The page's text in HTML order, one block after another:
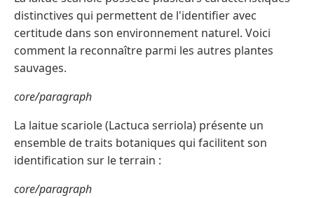
distinctives qui permettent de l'identifier avec
certitude dans son environnement naturel. Voici
comment la reconnaître parmi les autres plantes
sauvages.
core/paragraph
La laitue scariole (Lactuca serriola) présente un
ensemble de traits botaniques qui facilitent son
identification sur le terrain :
core/paragraph